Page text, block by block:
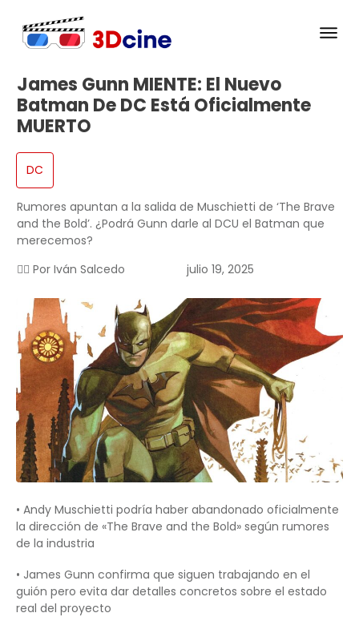
James Gunn MIENTE: El Nuevo
Batman De DC Está Oficialmente
MUERTO
DC
Rumores apuntan a la salida de Muschietti de ‘The Brave
and the Bold’. ¿Podrá Gunn darle al DCU el Batman que
merecemos?
✍🏻 Por Iván Salcedo julio 19, 2025
• Andy Muschietti podría haber abandonado oficialmente
la dirección de «The Brave and the Bold» según rumores
de la industria
• James Gunn confirma que siguen trabajando en el
guión pero evita dar detalles concretos sobre el estado
real del proyecto